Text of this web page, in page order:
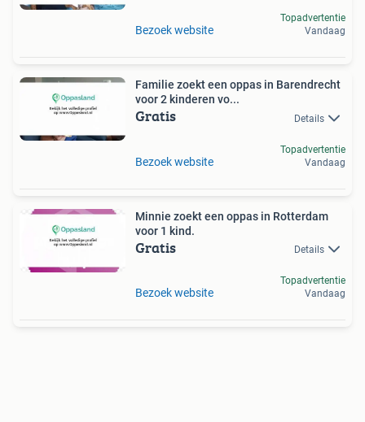
Bezoek website
Topadvertentie
Vandaag
Familie zoekt een oppas in Barendrecht
voor 2 kinderen vo...
Gratis Details
Bezoek website
Topadvertentie
Vandaag
Minnie zoekt een oppas in Rotterdam
voor 1 kind.
Gratis Details
Bezoek website
Topadvertentie
Vandaag